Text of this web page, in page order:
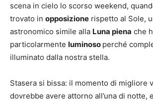
scena in cielo lo scorso weekend,
trovato in opposizione rispetto al Sole,
astronomico simile alla Luna piena che
particolarmente luminoso perché
illuminato dalla nostra stella.
Stasera si bissa: il momento di migliore
dovrebbe avere attorno all’una di notte,